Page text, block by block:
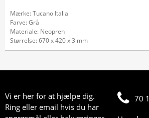
Mærke: Tucano Italia
Farve: Grå
Materiale: Neopren
Størrelse: 670 x 420 x 3 mm
Vi er her for at hjælpe dig.
Ring eller email hvis du har
70